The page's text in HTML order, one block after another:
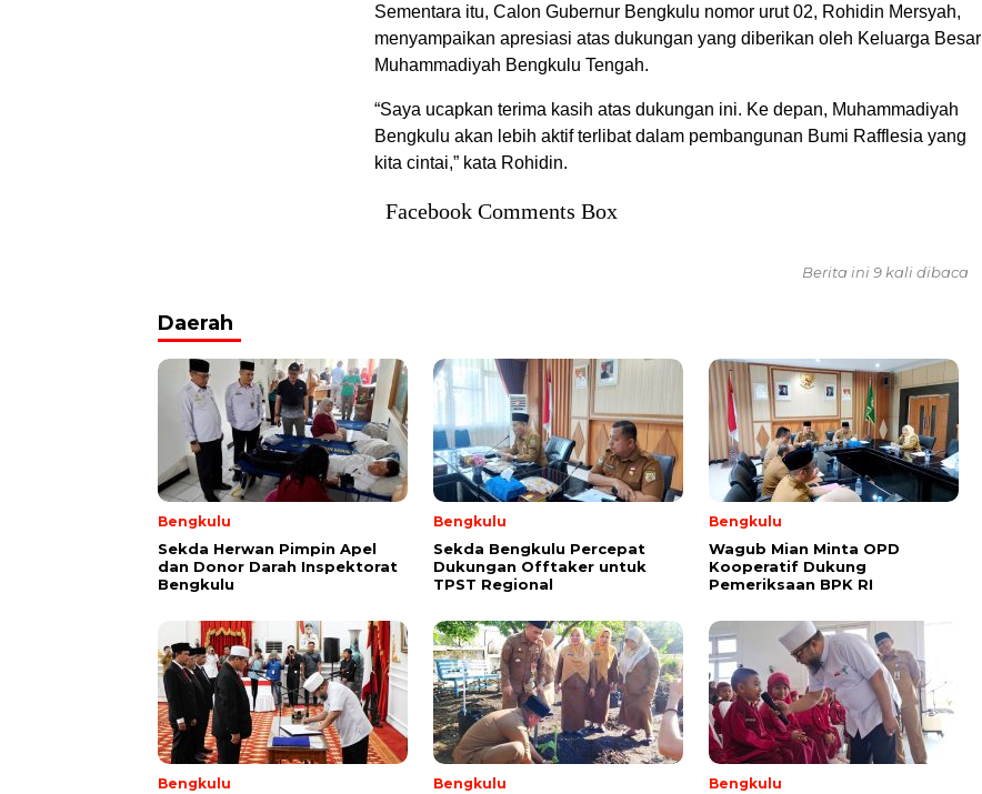
Sementara itu, Calon Gubernur Bengkulu nomor urut 02, Rohidin Mersyah,
menyampaikan apresiasi atas dukungan yang diberikan oleh Keluarga Besar
Muhammadiyah Bengkulu Tengah.
“Saya ucapkan terima kasih atas dukungan ini. Ke depan, Muhammadiyah
Bengkulu akan lebih aktif terlibat dalam pembangunan Bumi Rafflesia yang
kita cintai,” kata Rohidin.
Facebook Comments Box
Berita ini 9 kali dibaca
Daerah
Bengkulu
Sekda Herwan Pimpin Apel
dan Donor Darah Inspektorat
Bengkulu
Bengkulu
Sekda Bengkulu Percepat
Dukungan Offtaker untuk
TPST Regional
Bengkulu
Wagub Mian Minta OPD
Kooperatif Dukung
Pemeriksaan BPK RI
Bengkulu Bengkulu Bengkulu